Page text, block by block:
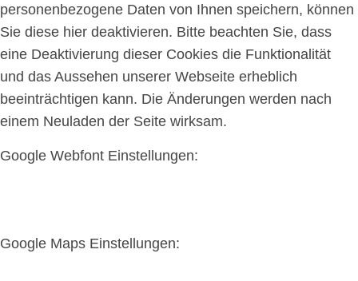
personenbezogene Daten von Ihnen speichern, können
Sie diese hier deaktivieren. Bitte beachten Sie, dass
eine Deaktivierung dieser Cookies die Funktionalität
und das Aussehen unserer Webseite erheblich
beeinträchtigen kann. Die Änderungen werden nach
einem Neuladen der Seite wirksam.
Google Webfont Einstellungen:
Google Maps Einstellungen: